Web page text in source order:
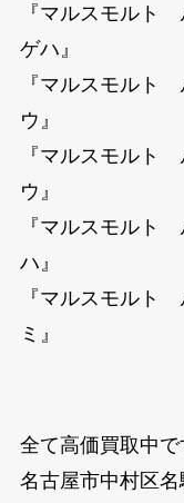
『マルスモルト
ゲハ』
『マルスモルト
ウ』
『マルスモルト
ウ』
『マルスモルト
ハ』
『マルスモルト
ミ』
全て高価買取中
名古屋市中村区